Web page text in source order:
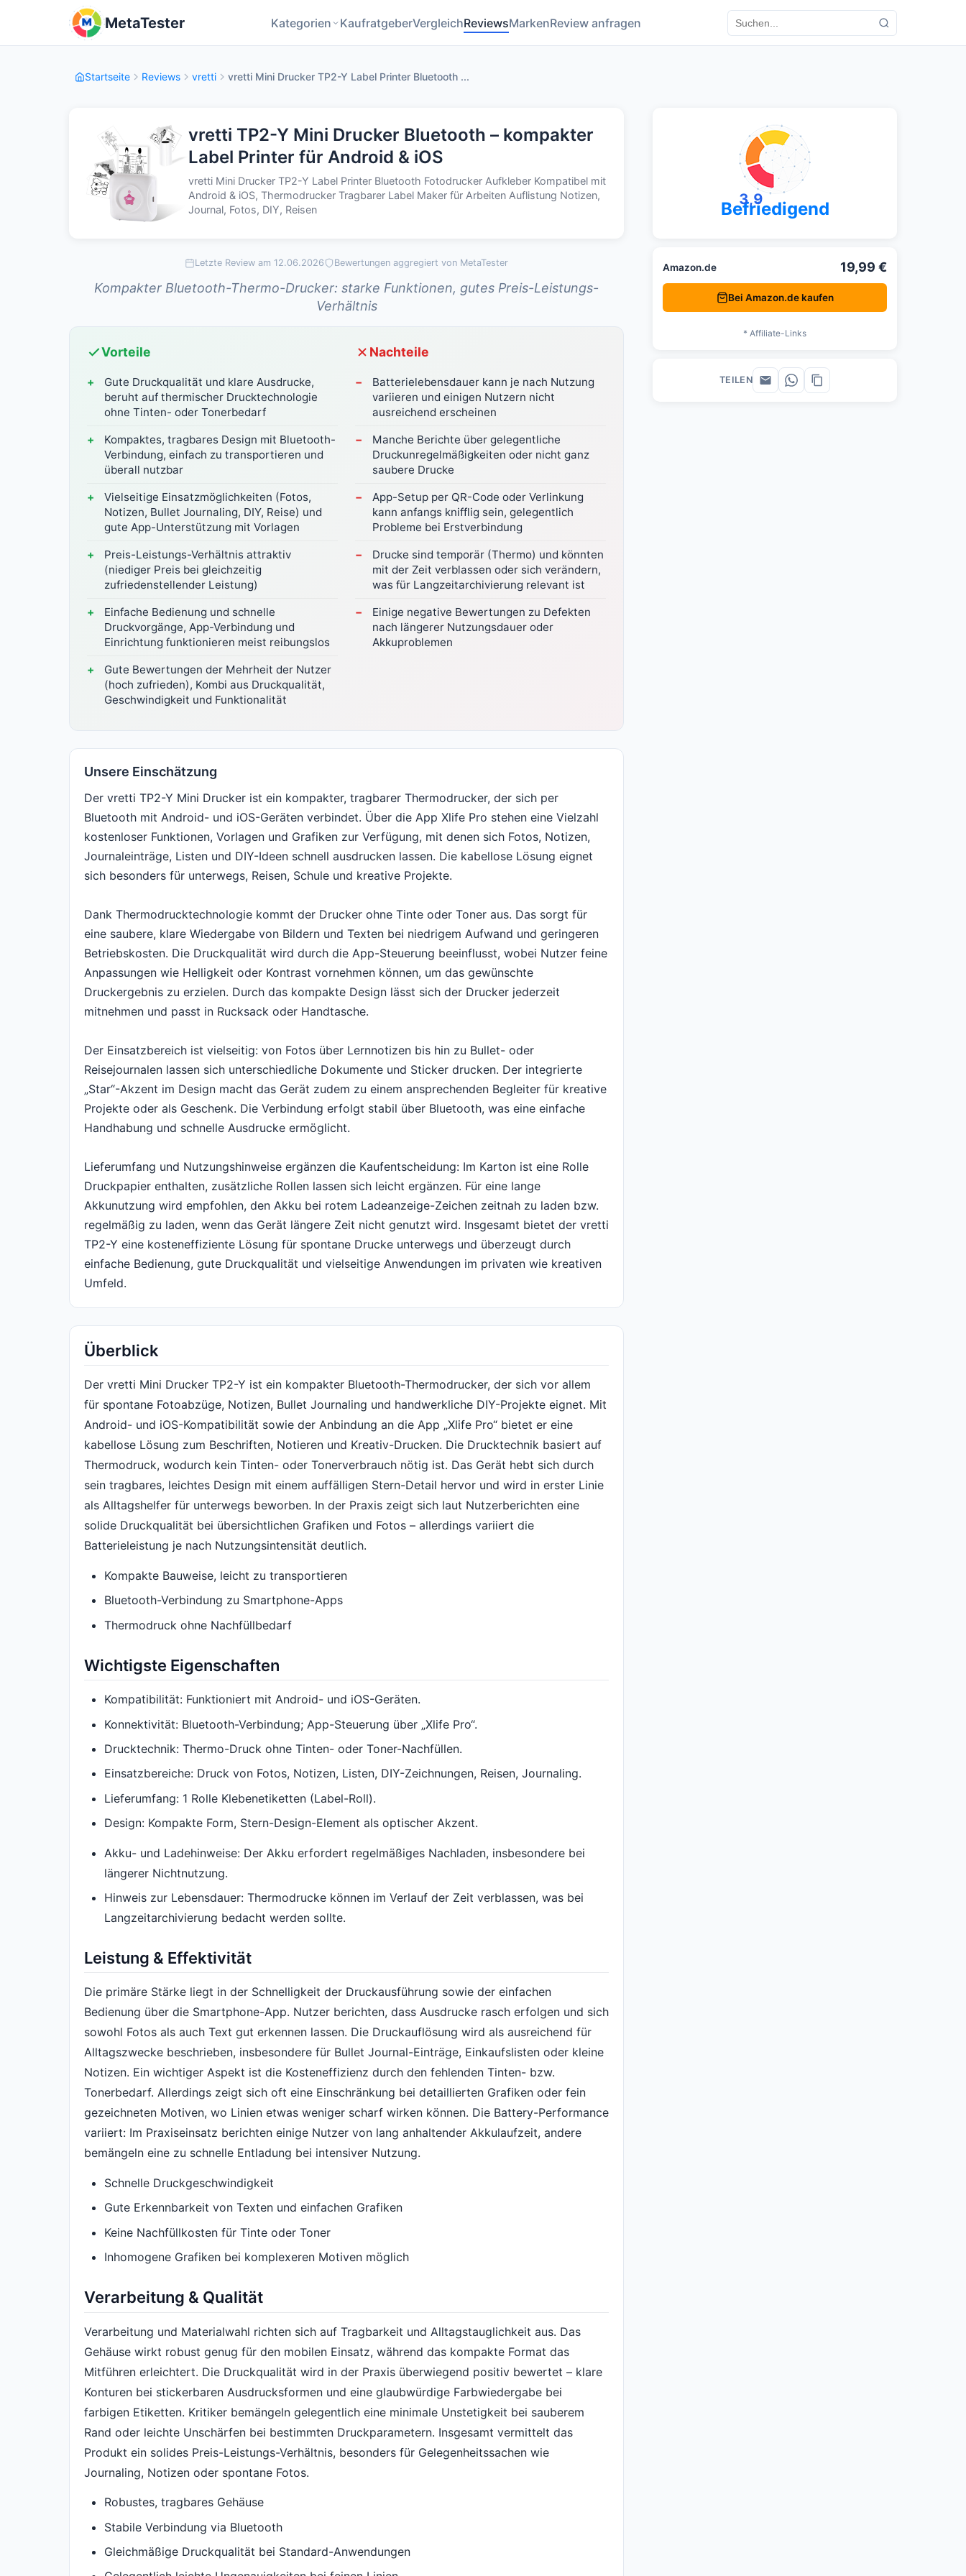
MetaTester Kategorien KaufratgeberVergleichReviewsMarkenReview anfragen
Startseite Reviews vretti vretti Mini Drucker TP2-Y Label Printer Bluetooth ...
vretti TP2-Y Mini Drucker Bluetooth – kompakter
Label Printer für Android & iOS
vretti Mini Drucker TP2-Y Label Printer Bluetooth Fotodrucker Aufkleber Kompatibel mit
Android & iOS, Thermodrucker Tragbarer Label Maker für Arbeiten Auflistung Notizen,
Journal, Fotos, DIY, Reisen
Letzte Review am 12.06.2026 Bewertungen aggregiert von MetaTester
Kompakter Bluetooth-Thermo-Drucker: starke Funktionen, gutes Preis-Leistungs-
Verhältnis
Vorteile
Gute Druckqualität und klare Ausdrucke,
beruht auf thermischer Drucktechnologie
ohne Tinten- oder Tonerbedarf
Kompaktes, tragbares Design mit Bluetooth-
Verbindung, einfach zu transportieren und
überall nutzbar
Vielseitige Einsatzmöglichkeiten (Fotos,
Notizen, Bullet Journaling, DIY, Reise) und
gute App-Unterstützung mit Vorlagen
Preis-Leistungs-Verhältnis attraktiv
(niediger Preis bei gleichzeitig
zufriedenstellender Leistung)
Einfache Bedienung und schnelle
Druckvorgänge, App-Verbindung und
Einrichtung funktionieren meist reibungslos
Gute Bewertungen der Mehrheit der Nutzer
(hoch zufrieden), Kombi aus Druckqualität,
Geschwindigkeit und Funktionalität
Nachteile
Batterielebensdauer kann je nach Nutzung
variieren und einigen Nutzern nicht
ausreichend erscheinen
Manche Berichte über gelegentliche
Druckunregelmäßigkeiten oder nicht ganz
saubere Drucke
App-Setup per QR-Code oder Verlinkung
kann anfangs knifflig sein, gelegentlich
Probleme bei Erstverbindung
Drucke sind temporär (Thermo) und könnten
mit der Zeit verblassen oder sich verändern,
was für Langzeitarchivierung relevant ist
Einige negative Bewertungen zu Defekten
nach längerer Nutzungsdauer oder
Akkuproblemen
Unsere Einschätzung
Der vretti TP2-Y Mini Drucker ist ein kompakter, tragbarer Thermodrucker, der sich per
Bluetooth mit Android- und iOS-Geräten verbindet. Über die App Xlife Pro stehen eine Vielzahl
kostenloser Funktionen, Vorlagen und Grafiken zur Verfügung, mit denen sich Fotos, Notizen,
Journaleinträge, Listen und DIY-Ideen schnell ausdrucken lassen. Die kabellose Lösung eignet
sich besonders für unterwegs, Reisen, Schule und kreative Projekte.
Dank Thermodrucktechnologie kommt der Drucker ohne Tinte oder Toner aus. Das sorgt für
eine saubere, klare Wiedergabe von Bildern und Texten bei niedrigem Aufwand und geringeren
Betriebskosten. Die Druckqualität wird durch die App-Steuerung beeinflusst, wobei Nutzer feine
Anpassungen wie Helligkeit oder Kontrast vornehmen können, um das gewünschte
Druckergebnis zu erzielen. Durch das kompakte Design lässt sich der Drucker jederzeit
mitnehmen und passt in Rucksack oder Handtasche.
Der Einsatzbereich ist vielseitig: von Fotos über Lernnotizen bis hin zu Bullet- oder
Reisejournalen lassen sich unterschiedliche Dokumente und Sticker drucken. Der integrierte
„Star“-Akzent im Design macht das Gerät zudem zu einem ansprechenden Begleiter für kreative
Projekte oder als Geschenk. Die Verbindung erfolgt stabil über Bluetooth, was eine einfache
Handhabung und schnelle Ausdrucke ermöglicht.
Lieferumfang und Nutzungshinweise ergänzen die Kaufentscheidung: Im Karton ist eine Rolle
Druckpapier enthalten, zusätzliche Rollen lassen sich leicht ergänzen. Für eine lange
Akkunutzung wird empfohlen, den Akku bei rotem Ladeanzeige-Zeichen zeitnah zu laden bzw.
regelmäßig zu laden, wenn das Gerät längere Zeit nicht genutzt wird. Insgesamt bietet der vretti
TP2-Y eine kosteneffiziente Lösung für spontane Drucke unterwegs und überzeugt durch
einfache Bedienung, gute Druckqualität und vielseitige Anwendungen im privaten wie kreativen
Umfeld.
Überblick
Der vretti Mini Drucker TP2-Y ist ein kompakter Bluetooth-Thermodrucker, der sich vor allem
für spontane Fotoabzüge, Notizen, Bullet Journaling und handwerkliche DIY-Projekte eignet. Mit
Android- und iOS-Kompatibilität sowie der Anbindung an die App „Xlife Pro“ bietet er eine
kabellose Lösung zum Beschriften, Notieren und Kreativ-Drucken. Die Drucktechnik basiert auf
Thermodruck, wodurch kein Tinten- oder Tonerverbrauch nötig ist. Das Gerät hebt sich durch
sein tragbares, leichtes Design mit einem auffälligen Stern-Detail hervor und wird in erster Linie
als Alltagshelfer für unterwegs beworben. In der Praxis zeigt sich laut Nutzerberichten eine
solide Druckqualität bei übersichtlichen Grafiken und Fotos – allerdings variiert die
Batterieleistung je nach Nutzungsintensität deutlich.
Kompakte Bauweise, leicht zu transportieren
Bluetooth-Verbindung zu Smartphone-Apps
Thermodruck ohne Nachfüllbedarf
Wichtigste Eigenschaften
Kompatibilität: Funktioniert mit Android- und iOS-Geräten.
Konnektivität: Bluetooth-Verbindung; App-Steuerung über „Xlife Pro“.
Drucktechnik: Thermo-Druck ohne Tinten- oder Toner-Nachfüllen.
Einsatzbereiche: Druck von Fotos, Notizen, Listen, DIY-Zeichnungen, Reisen, Journaling.
Lieferumfang: 1 Rolle Klebenetiketten (Label-Roll).
Design: Kompakte Form, Stern-Design-Element als optischer Akzent.
Akku- und Ladehinweise: Der Akku erfordert regelmäßiges Nachladen, insbesondere bei
längerer Nichtnutzung.
Hinweis zur Lebensdauer: Thermodrucke können im Verlauf der Zeit verblassen, was bei
Langzeitarchivierung bedacht werden sollte.
Leistung & Effektivität
Die primäre Stärke liegt in der Schnelligkeit der Druckausführung sowie der einfachen
Bedienung über die Smartphone-App. Nutzer berichten, dass Ausdrucke rasch erfolgen und sich
sowohl Fotos als auch Text gut erkennen lassen. Die Druckauflösung wird als ausreichend für
Alltagszwecke beschrieben, insbesondere für Bullet Journal-Einträge, Einkaufslisten oder kleine
Notizen. Ein wichtiger Aspekt ist die Kosteneffizienz durch den fehlenden Tinten- bzw.
Tonerbedarf. Allerdings zeigt sich oft eine Einschränkung bei detaillierten Grafiken oder fein
gezeichneten Motiven, wo Linien etwas weniger scharf wirken können. Die Battery-Performance
variiert: Im Praxiseinsatz berichten einige Nutzer von lang anhaltender Akkulaufzeit, andere
bemängeln eine zu schnelle Entladung bei intensiver Nutzung.
Schnelle Druckgeschwindigkeit
Gute Erkennbarkeit von Texten und einfachen Grafiken
Keine Nachfüllkosten für Tinte oder Toner
Inhomogene Grafiken bei komplexeren Motiven möglich
Verarbeitung & Qualität
Verarbeitung und Materialwahl richten sich auf Tragbarkeit und Alltagstauglichkeit aus. Das
Gehäuse wirkt robust genug für den mobilen Einsatz, während das kompakte Format das
Mitführen erleichtert. Die Druckqualität wird in der Praxis überwiegend positiv bewertet – klare
Konturen bei stickerbaren Ausdrucksformen und eine glaubwürdige Farbwiedergabe bei
farbigen Etiketten. Kritiker bemängeln gelegentlich eine minimale Unstetigkeit bei sauberem
Rand oder leichte Unschärfen bei bestimmten Druckparametern. Insgesamt vermittelt das
Produkt ein solides Preis-Leistungs-Verhältnis, besonders für Gelegenheitssachen wie
Journaling, Notizen oder spontane Fotos.
Robustes, tragbares Gehäuse
Stabile Verbindung via Bluetooth
Gleichmäßige Druckqualität bei Standard-Anwendungen
3,9
Befriedigend
Amazon.de 19,99 €
Bei Amazon.de kaufen
* Affiliate-Links
TEILEN